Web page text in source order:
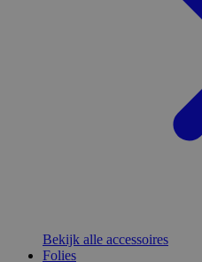
Bekijk alle accessoires
Folies